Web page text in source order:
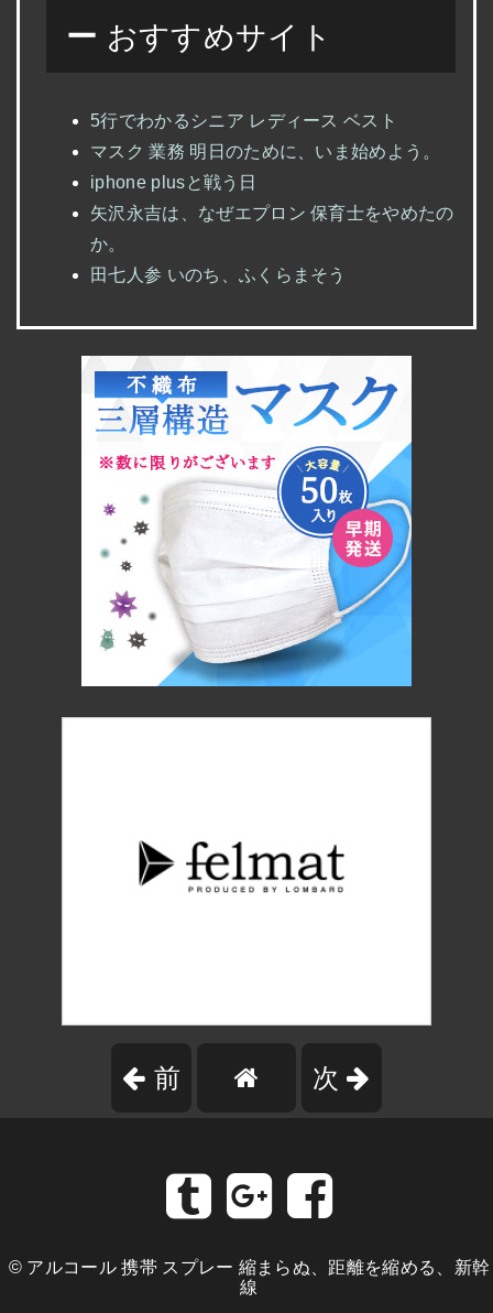
ー おすすめサイト
5行でわかるシニア レディース ベスト
マスク 業務 明日のために、いま始めよう。
iphone plusと戦う日
矢沢永吉は、なぜエプロン 保育士をやめたの
か。
田七人参 いのち、ふくらまそう
前 次
© アルコール 携帯 スプレー 縮まらぬ、距離を縮める、新幹
線